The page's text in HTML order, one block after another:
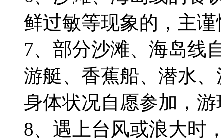
鲜过敏等现象的，主
7、部分沙滩、海岛线
游艇、香蕉船、潜水
身体状况自愿参加，
8、遇上台风或浪大时